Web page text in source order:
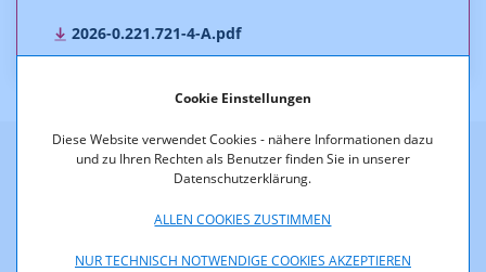
Cookie Einstellungen
Diese Website verwendet Cookies - nähere Informationen dazu
und zu Ihren Rechten als Benutzer finden Sie in unserer
Datenschutzerklärung.
ALLEN COOKIES ZUSTIMMEN
NUR TECHNISCH NOTWENDIGE COOKIES AKZEPTIEREN
2026-0.221.721-4-A.pdf
Weitere Entscheidungen